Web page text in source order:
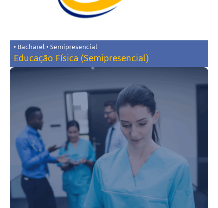
• Bacharel • Semipresencial
Educação Física (Semipresencial)